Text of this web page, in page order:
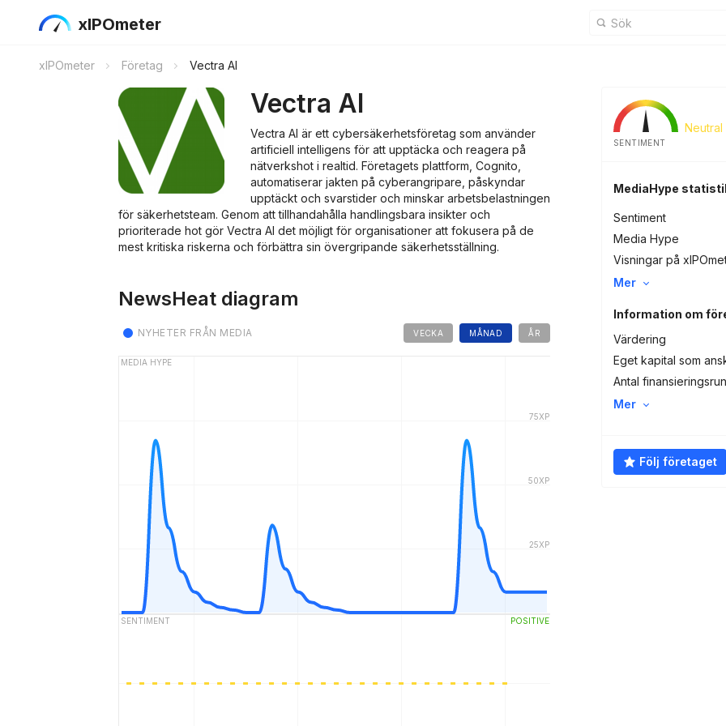
xIPOmeter
xIPOmeter Företag Vectra AI
Vectra AI
Vectra AI är ett cybersäkerhetsföretag som använder
artificiell intelligens för att upptäcka och reagera på
nätverkshot i realtid. Företagets plattform, Cognito,
automatiserar jakten på cyberangripare, påskyndar
upptäckt och svarstider och minskar arbetsbelastningen
för säkerhetsteam. Genom att tillhandahålla handlingsbara insikter och
prioriterade hot gör Vectra AI det möjligt för organisationer att fokusera på de
mest kritiska riskerna och förbättra sin övergripande säkerhetsställning.
Neutral
SENTIMENT
MediaHype
Sentiment
Media Hype
Visningar på
Mer
Information om
Värdering
Eget kapital som
Antal
Mer
Följ företaget
NewsHeat diagram
VECKA MÅNAD ÅR
NYHETER FRÅN MEDIA